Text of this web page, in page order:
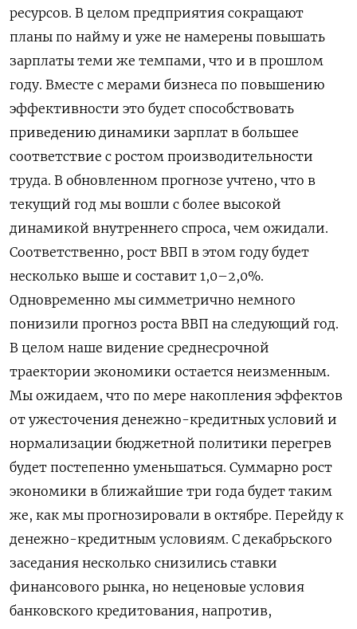
ресурсов. В целом предприятия сокращают
планы по найму и уже не намерены повышать
зарплаты теми же темпами, что и в прошлом
году. Вместе с мерами бизнеса по повышению
эффективности это будет способствовать
приведению динамики зарплат в большее
соответствие с ростом производительности
труда. В обновленном прогнозе учтено, что в
текущий год мы вошли с более высокой
динамикой внутреннего спроса, чем ожидали.
Соответственно, рост ВВП в этом году будет
несколько выше и составит 1,0–2,0%.
Одновременно мы симметрично немного
понизили прогноз роста ВВП на следующий год.
В целом наше видение среднесрочной
траектории экономики остается неизменным.
Мы ожидаем, что по мере накопления эффектов
от ужесточения денежно-кредитных условий и
нормализации бюджетной политики перегрев
будет постепенно уменьшаться. Суммарно рост
экономики в ближайшие три года будет таким
же, как мы прогнозировали в октябре. Перейду к
денежно-кредитным условиям. С декабрьского
заседания несколько снизились ставки
финансового рынка, но неценовые условия
банковского кредитования, напротив,